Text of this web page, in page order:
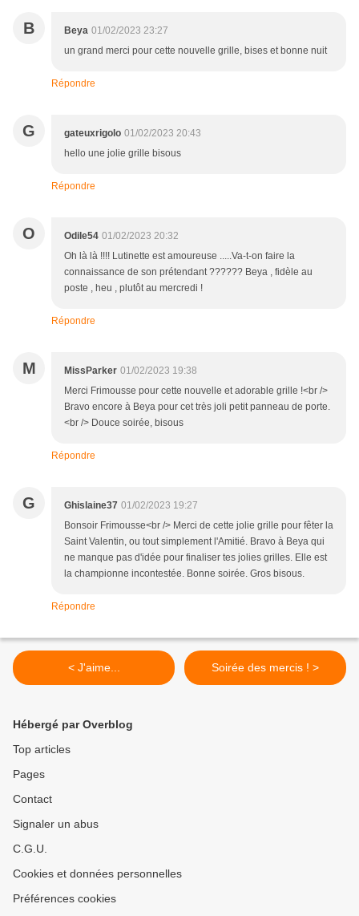
B Beya 01/02/2023 23:27
un grand merci pour cette nouvelle grille, bises et bonne nuit
Répondre
G gateuxrigolo 01/02/2023 20:43
hello une jolie grille bisous
Répondre
O Odile54 01/02/2023 20:32
Oh là là !!!! Lutinette est amoureuse .....Va-t-on faire la
connaissance de son prétendant ?????? Beya , fidèle au
poste , heu , plutôt au mercredi !
Répondre
M MissParker 01/02/2023 19:38
Merci Frimousse pour cette nouvelle et adorable grille !<br />
Bravo encore à Beya pour cet très joli petit panneau de porte.
<br /> Douce soirée, bisous
Répondre
G Ghislaine37 01/02/2023 19:27
Bonsoir Frimousse<br /> Merci de cette jolie grille pour fêter la
Saint Valentin, ou tout simplement l'Amitié. Bravo à Beya qui
ne manque pas d'idée pour finaliser tes jolies grilles. Elle est
la championne incontestée. Bonne soirée. Gros bisous.
Répondre
< J'aime... Soirée des mercis ! >
Hébergé par Overblog
Top articles
Pages
Contact
Signaler un abus
C.G.U.
Cookies et données personnelles
Préférences cookies